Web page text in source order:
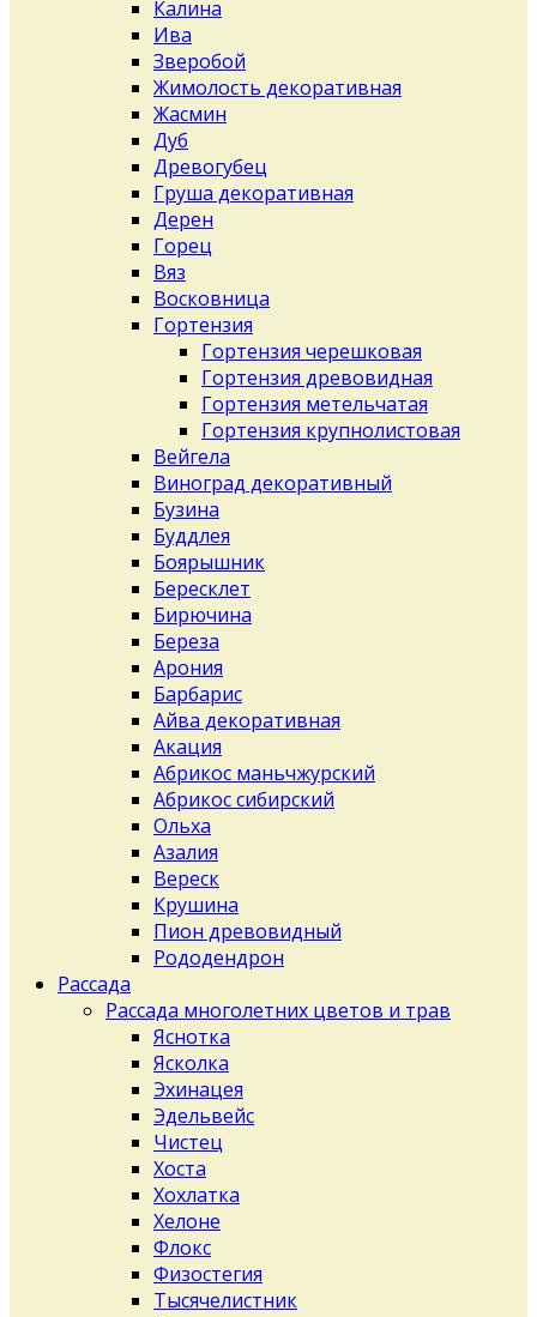
Калина
Ива
Зверобой
Жимолость декоративная
Жасмин
Дуб
Древогубец
Груша декоративная
Дерен
Горец
Вяз
Восковница
Гортензия
Гортензия черешковая
Гортензия древовидная
Гортензия метельчатая
Гортензия крупнолистовая
Вейгела
Виноград декоративный
Бузина
Буддлея
Боярышник
Бересклет
Бирючина
Береза
Арония
Барбарис
Айва декоративная
Акация
Абрикос маньчжурский
Абрикос сибирский
Ольха
Азалия
Вереск
Крушина
Пион древовидный
Рододендрон
Рассада
Рассада многолетних цветов и трав
Яснотка
Ясколка
Эхинацея
Эдельвейс
Чистец
Хоста
Хохлатка
Хелоне
Флокс
Физостегия
Тысячелистник